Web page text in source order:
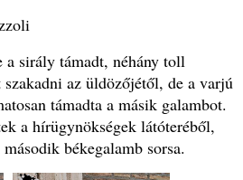
sirály támadt, néhány toll
szakadni az üldözőjétől, de a varjú
támadta a másik galambot.
a hírügynökségek látóteréből,
békegalamb sorsa.